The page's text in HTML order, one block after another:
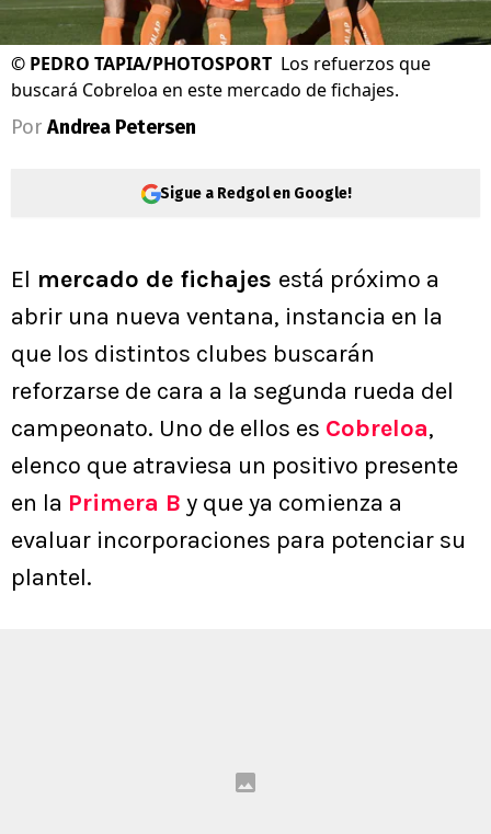
© PEDRO TAPIA/PHOTOSPORT Los refuerzos que
buscará Cobreloa en este mercado de fichajes.
Por Andrea Petersen
Sigue a Redgol en Google!
El mercado de fichajes está próximo a
abrir una nueva ventana, instancia en la
que los distintos clubes buscarán
reforzarse de cara a la segunda rueda del
campeonato. Uno de ellos es Cobreloa,
elenco que atraviesa un positivo presente
en la Primera B y que ya comienza a
evaluar incorporaciones para potenciar su
plantel.